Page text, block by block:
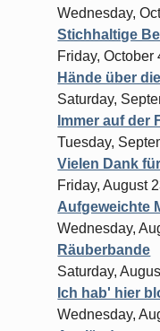
Wednesday,
Stichhaltige
Friday, October
Hände über
Saturday,
Immer auf der
Tuesday,
Vielen Dank
Friday, August
Aufgeweichte
Wednesday,
Räuberbande
Saturday,
Ich hab' hier
Wednesday,